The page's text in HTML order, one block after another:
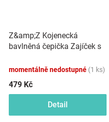
Z&amp;Z Kojenecká
bavlněná čepička Zajíček s
momentálně nedostupné (1 ks)
479 Kč
Detail